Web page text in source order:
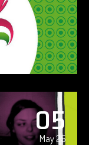
05
May 25